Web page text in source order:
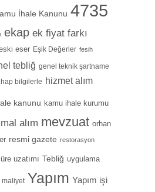
İhale Kanunu 4735
ekap ek fiyat farkı
eser Eşik Değerler fesih
tebliğ genel teknik şartname
hap bilgilerle hizmet alım
kanunu kamu ihale kurumu
mal alım mevzuat orhan
resmi gazete restorasyon
uzatımı Tebliğ uygulama
maliyet Yapım Yapım işi